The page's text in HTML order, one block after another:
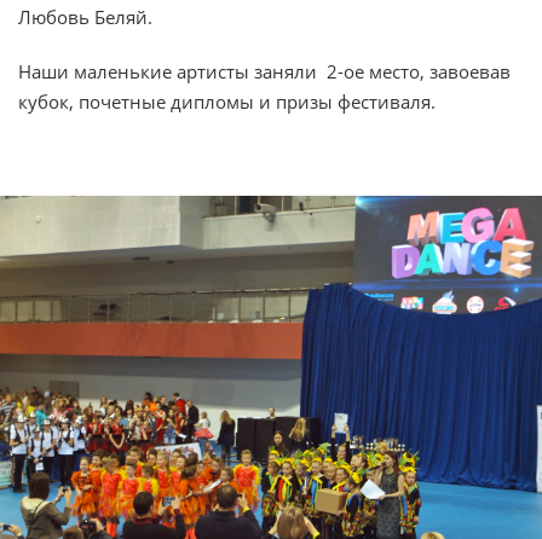
Любовь Беляй.
Наши маленькие артисты заняли 2-ое место, завоевав
кубок, почетные дипломы и призы фестиваля.